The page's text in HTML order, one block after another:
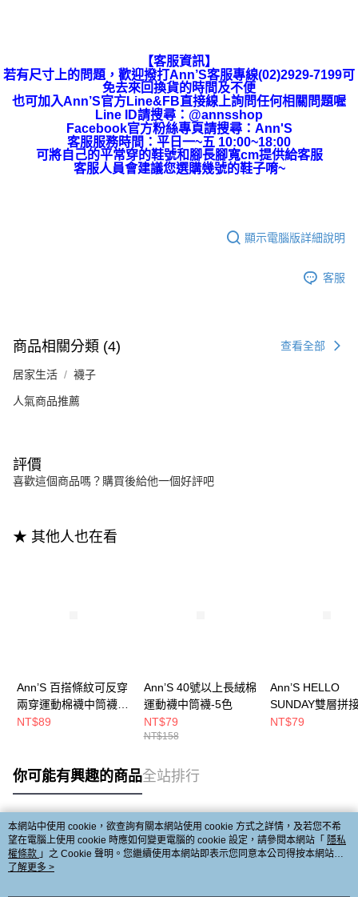
【客服資訊】
若有尺寸上的問題，歡迎撥打Ann’S客服專線(02)2929-7199可
免去來回換貨的時間及不便
也可加入Ann’S官方Line&FB直接線上詢問任何相關問題喔
Line ID請搜尋：@annsshop
Facebook官方粉絲專頁請搜尋：Ann'S
客服服務時間：平日一~五 10:00~18:00
可將自己的平常穿的鞋號和腳長腳寬cm提供給客服
客服人員會建議您選購幾號的鞋子唷~
顯示電腦版詳細說明
客服
商品相關分類 (4) 查看全部
居家生活 襪子
人氣商品推薦
評價
喜歡這個商品嗎？購買後給他一個好評吧
★ 其他人也在看
Ann’S 百搭條紋可反穿
兩穿運動棉襪中筒襪
-3色
NT$89
Ann’S 40號以上長絨棉
運動襪中筒襪-5色
NT$79
NT$158
Ann’S HELLO
SUNDAY雙層拼
棉襪中筒襪 -3色
NT$79
你可能有興趣的商品全站排行
熱門標籤
本網站中使用 cookie，欲查詢有關本網站使用 cookie 方式之詳情，及若您不希
望在電腦上使用 cookie 時應如何變更電腦的 cookie 設定，請參閱本網站「 隱私
權條款 」之 Cookie 聲明。您繼續使用本網站即表示您同意本公司得按本網站使
用條款之 Cookie 聲明使用 cookie。
了解更多 >